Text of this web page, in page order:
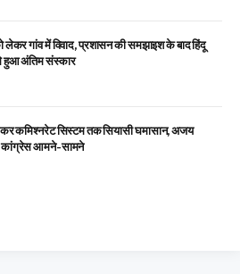
गांव में विवाद, प्रशासन की समझाइश के बाद हिंदू
हुआ अंतिम संस्कार
कमिश्नरेट सिस्टम तक सियासी घमासान, अजय
आमने-सामने